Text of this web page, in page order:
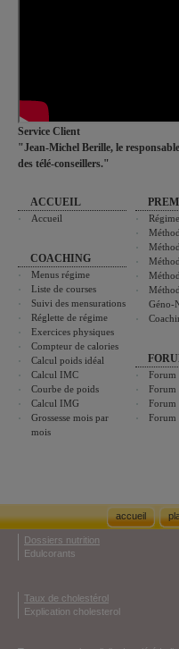
Service Client
"Jean-Michel Berille, le responsable
des télé-conseillers."
ACCUEIL
Accueil
COACHING
Menus régime
Liste de courses
Suivi des mensurations
Réglette de régime
Exercices physiques
Compteur de calories
Calcul poids idéal
Calcul IMC
Courbe de poids
Calcul IMG
Grossesse mois par
mois
Géno-
Forum
Forum
Forum
Forum
accueil
Dossiers nutrition
Edulcorants
Taux de cholestérol
Explication cholesterol